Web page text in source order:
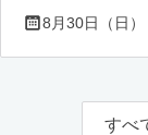
8月30日（日
すべ